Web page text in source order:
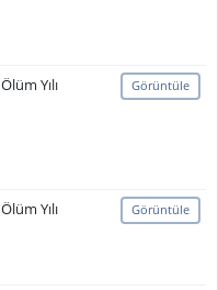
Ölüm Yılı Görüntüle
Ölüm Yılı Görüntüle